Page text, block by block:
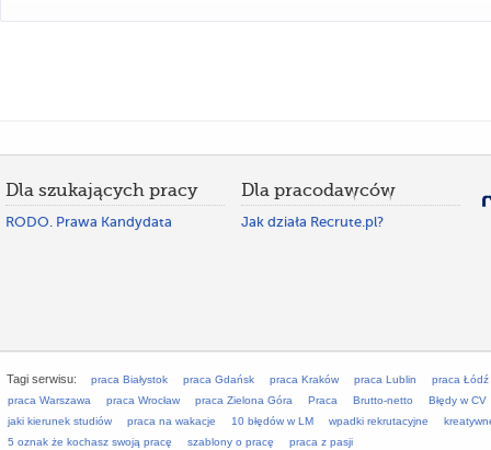
Dla szukających pracy
RODO. Prawa Kandydata
Dla pracodawców
Jak działa Recrute.pl?
Tagi serwisu: praca Białystok praca Gdańsk praca Kraków praca Lublin
praca Łódź
praca Warszawa
praca Wrocław praca Zielona Góra Praca Brutto-netto
Błędy w CV
jaki kierunek studiów
praca na wakacje 10 błędów w LM wpadki rekrutacyjne
5 oznak że kochasz swoją pracę
szablony o pracę praca z pasji